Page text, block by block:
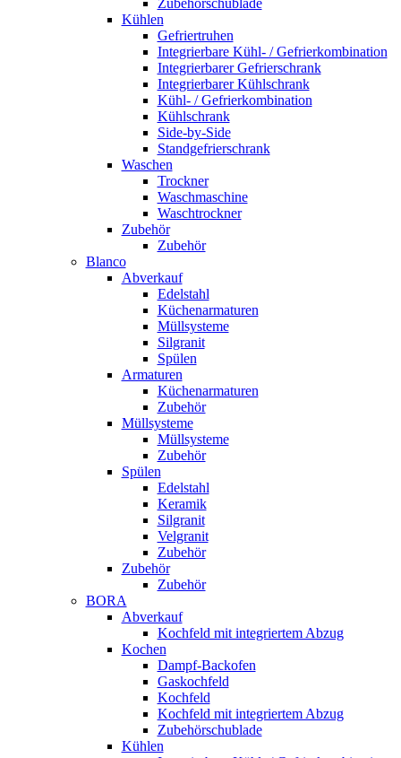
Zubehörschublade
Kühlen
Gefriertruhen
Integrierbare Kühl- / Gefrierkombination
Integrierbarer Gefrierschrank
Integrierbarer Kühlschrank
Kühl- / Gefrierkombination
Kühlschrank
Side-by-Side
Standgefrierschrank
Waschen
Trockner
Waschmaschine
Waschtrockner
Zubehör
Zubehör
Blanco
Abverkauf
Edelstahl
Küchenarmaturen
Müllsysteme
Silgranit
Spülen
Armaturen
Küchenarmaturen
Zubehör
Müllsysteme
Müllsysteme
Zubehör
Spülen
Edelstahl
Keramik
Silgranit
Velgranit
Zubehör
Zubehör
Zubehör
BORA
Abverkauf
Kochfeld mit integriertem Abzug
Kochen
Dampf-Backofen
Gaskochfeld
Kochfeld
Kochfeld mit integriertem Abzug
Zubehörschublade
Kühlen